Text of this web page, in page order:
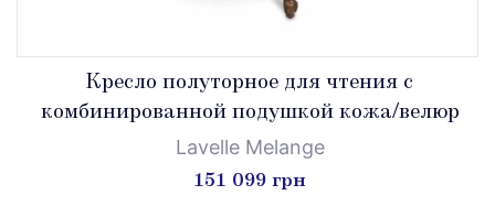
Кресло полуторное для чтения с
комбинированной подушкой кожа/велюр
Lavelle Melange
151 099 грн